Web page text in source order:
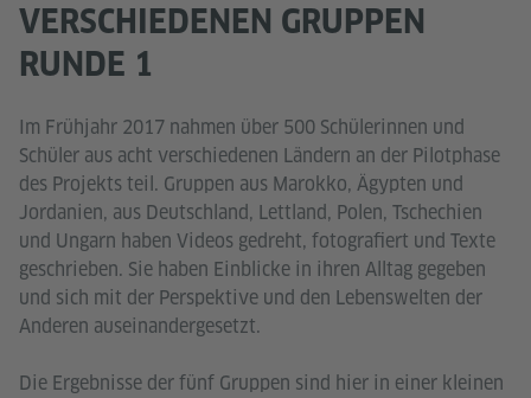
VERSCHIEDENEN GRUPPEN
RUNDE 1
Im Frühjahr 2017 nahmen über 500 Schülerinnen und
Schüler aus acht verschiedenen Ländern an der Pilotphase
des Projekts teil. Gruppen aus Marokko, Ägypten und
Jordanien, aus Deutschland, Lettland, Polen, Tschechien
und Ungarn haben Videos gedreht, fotografiert und Texte
geschrieben. Sie haben Einblicke in ihren Alltag gegeben
und sich mit der Perspektive und den Lebenswelten der
Anderen auseinandergesetzt.
Die Ergebnisse der fünf Gruppen sind hier in einer kleinen